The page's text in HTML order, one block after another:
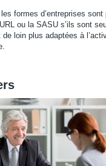
formes d’entreprises
ou la SASU s’ils sont
loin plus adaptées à